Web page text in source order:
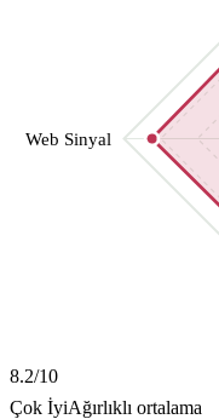
Web Sinyal
8.2/10
Çok İyiAğırlıklı ortalama